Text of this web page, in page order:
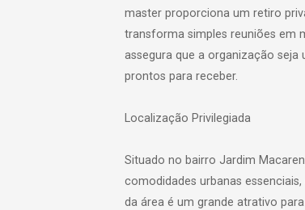
master proporciona um retiro
transforma simples reuniões em
assegura que a organização seja
prontos para receber.
Localização Privilegiada
Situado no bairro Jardim
comodidades urbanas
da área é um grande atrativo